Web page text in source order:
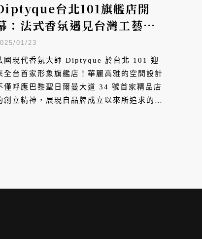
台北101旗艦店開
：法式香氛遇見台灣工藝，
斯曼建築風格打造22坪藝術
間
01/23
國現代香氛大師 Diptyque 於台北 101 迎
全台首家形象旗艦店！華麗高雅的空間設計
僅呼應巴黎聖日爾曼大道 34 號首家精品店
創立精神，展現自品牌成立以來所追求的獨